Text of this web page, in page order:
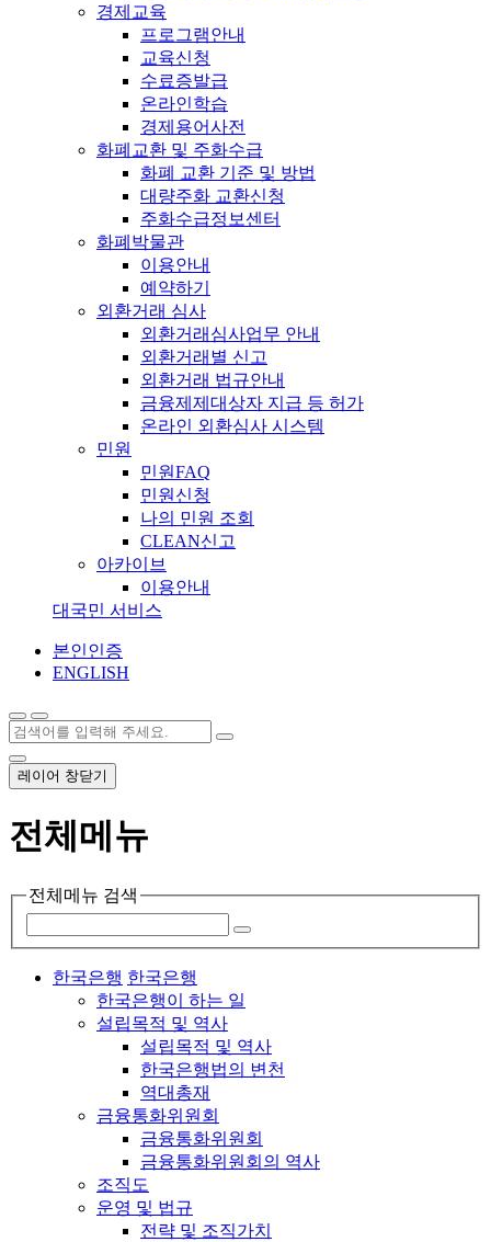
경제교육
프로그램안내
교육신청
수료증발급
온라인학습
경제용어사전
화폐교환 및 주화수급
화폐 교환 기준 및 방법
대량주화 교환신청
주화수급정보센터
화폐박물관
이용안내
예약하기
외환거래 심사
외환거래심사업무 안내
외환거래별 신고
외환거래 법규안내
금융제제대상자 지급 등 허가
온라인 외환심사 시스템
민원
민원FAQ
민원신청
나의 민원 조회
CLEAN신고
아카이브
이용안내
대국민 서비스
본인인증
ENGLISH
레이어 창닫기
전체메뉴
전체메뉴 검색
한국은행 한국은행
한국은행이 하는 일
설립목적 및 역사
설립목적 및 역사
한국은행법의 변천
역대총재
금융통화위원회
금융통화위원회
금융통화위원회의 역사
조직도
운영 및 법규
전략 및 조직가치